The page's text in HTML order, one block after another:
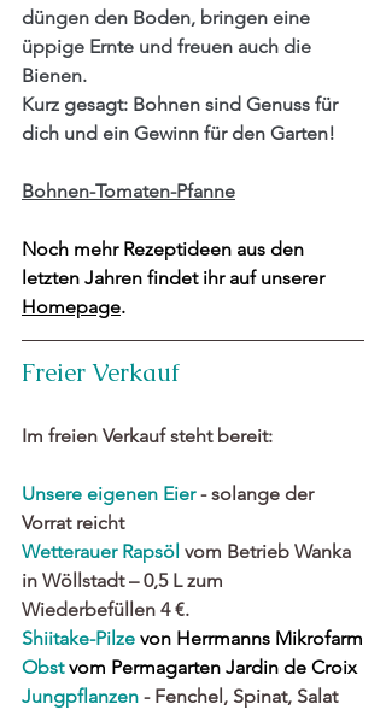
düngen den Boden, bringen eine
üppige Ernte und freuen auch die
Bienen.
Kurz gesagt: Bohnen sind Genuss für
dich und ein Gewinn für den Garten!
Bohnen-Tomaten-Pfanne
Noch mehr Rezeptideen aus den
letzten Jahren findet ihr auf unserer
Homepage.
Freier Verkauf
Im freien Verkauf steht bereit:
Unsere eigenen Eier - solange der
Vorrat reicht
Wetterauer Rapsöl vom Betrieb Wanka
in Wöllstadt – 0,5 L zum
Wiederbefüllen 4 €.
Shiitake-Pilze von Herrmanns Mikrofarm
Obst vom Permagarten Jardin de Croix
Jungpflanzen - Fenchel, Spinat, Salat